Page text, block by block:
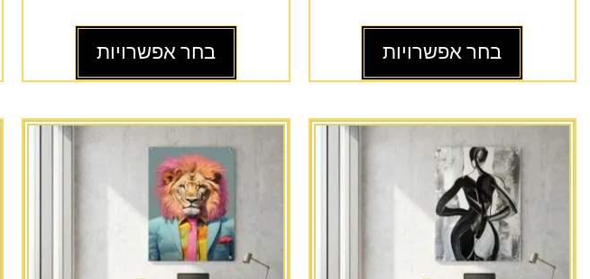
בחר אפשרויות בחר אפשרויות